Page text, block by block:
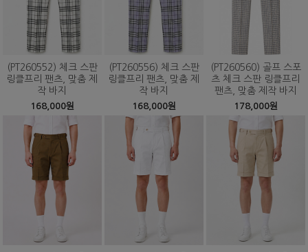
(PT260552) 체크 스판
링클프리 팬츠, 맞춤 제
작 바지
168,000원
(PT260556) 체크 스판
링클프리 팬츠, 맞춤 제
작 바지
168,000원
(PT260560) 골프 스포
츠 체크 스판 링클프리
팬츠, 맞춤 제작 바지
178,000원